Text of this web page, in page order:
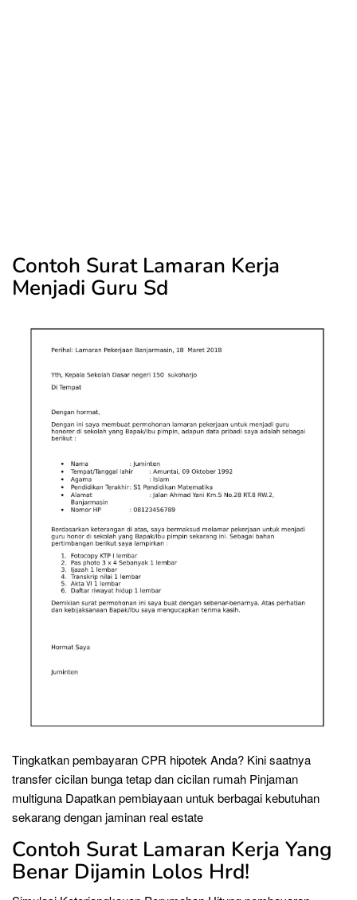
Contoh Surat Lamaran Kerja
Menjadi Guru Sd
Tingkatkan pembayaran CPR hipotek Anda? Kini saatnya
transfer cicilan bunga tetap dan cicilan rumah Pinjaman
multiguna Dapatkan pembiayaan untuk berbagai kebutuhan
sekarang dengan jaminan real estate
Contoh Surat Lamaran Kerja Yang
Benar Dijamin Lolos Hrd!